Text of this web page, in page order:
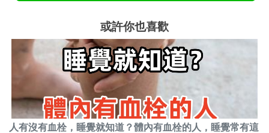
或許你也喜歡
人有沒有血栓，睡覺就知道？體內有血栓的人，睡覺常有這